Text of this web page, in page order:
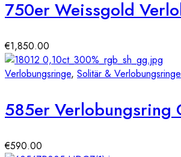
€1,850.00
Verlobungsringe, Solitär & Verlobungsringe
€590.00